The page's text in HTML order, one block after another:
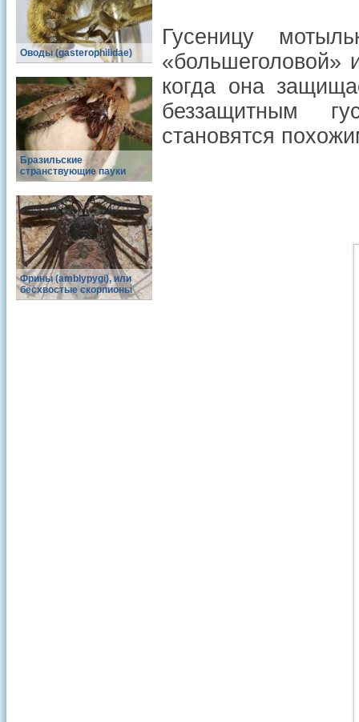
Оводы (gasterophilidae)
Бразильские
странствующие пауки
Фрины (amblypygi), или
бесхвостые скорпионы
Гусеницу
«большеголовой»
когда она
беззащитным
становятся